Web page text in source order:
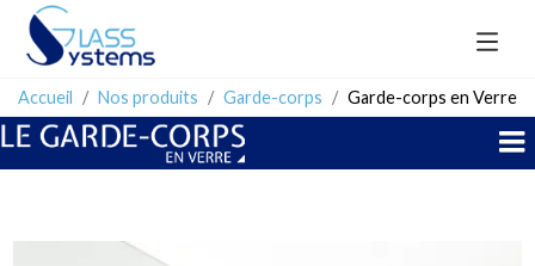
Accueil Nos produits Garde-corps Garde-corps en Verre